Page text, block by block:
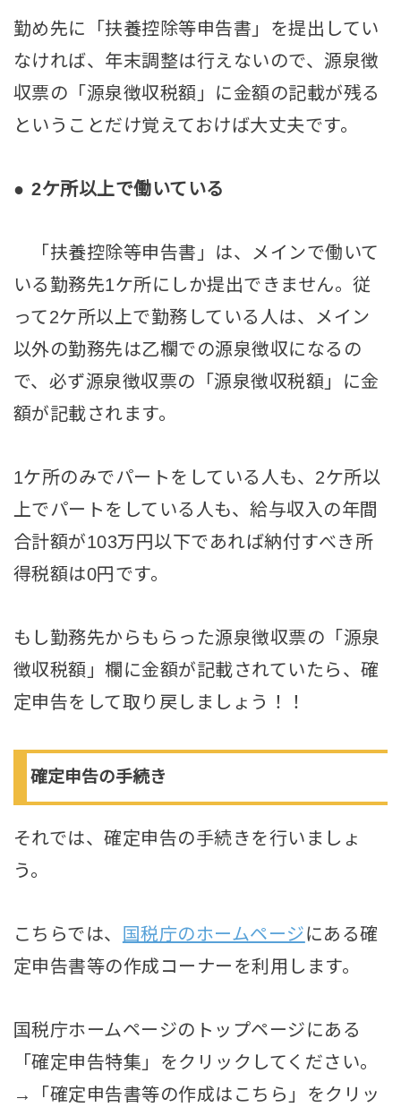
勤め先に「扶養控除等申告書」を提出してい
なければ、年末調整は行えないので、源泉徴
収票の「源泉徴収税額」に金額の記載が残る
ということだけ覚えておけば大丈夫です。
● 2ケ所以上で働いている
「扶養控除等申告書」は、メインで働いて
いる勤務先1ケ所にしか提出できません。従
って2ケ所以上で勤務している人は、メイン
以外の勤務先は乙欄での源泉徴収になるの
で、必ず源泉徴収票の「源泉徴収税額」に金
額が記載されます。
1ケ所のみでパートをしている人も、2ケ所以
上でパートをしている人も、給与収入の年間
合計額が103万円以下であれば納付すべき所
得税額は0円です。
もし勤務先からもらった源泉徴収票の「源泉
徴収税額」欄に金額が記載されていたら、確
定申告をして取り戻しましょう！！
確定申告の手続き
それでは、確定申告の手続きを行いましょ
う。
こちらでは、 国税庁のホームページにある確
定申告書等の作成コーナーを利用します。
国税庁ホームページのトップページにある
「確定申告特集」をクリックしてください。
→「確定申告書等の作成はこちら」をクリッ